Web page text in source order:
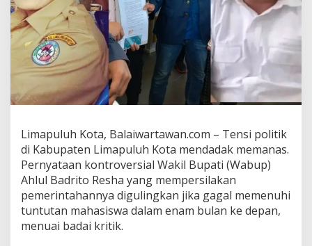
a
s
a
n
g
B
a
d
a
S
i
a
p
D
i
g
u
Limapuluh Kota, Balaiwartawan.com – Tensi politik
di Kabupaten Limapuluh Kota mendadak memanas.
Pernyataan kontroversial Wakil Bupati (Wabup)
Ahlul Badrito Resha yang mempersilakan
pemerintahannya digulingkan jika gagal memenuhi
tuntutan mahasiswa dalam enam bulan ke depan,
menuai badai kritik.